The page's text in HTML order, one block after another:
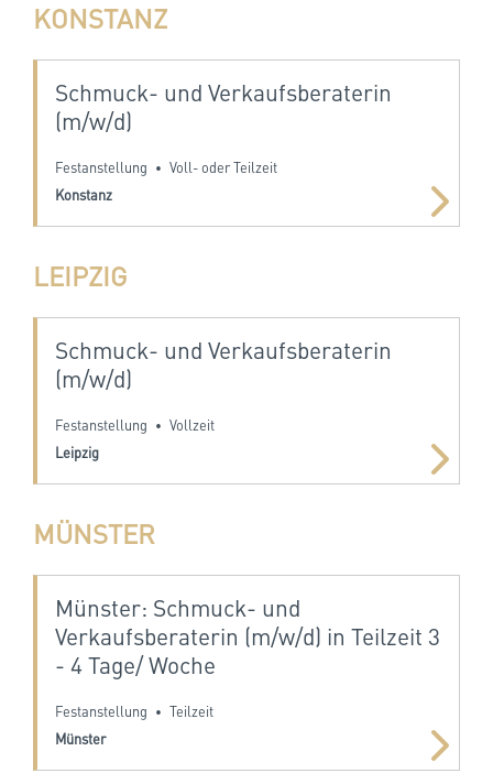
KONSTANZ
Schmuck- und Verkaufsberaterin
(m/w/d)
Festanstellung • Voll- oder Teilzeit
Konstanz
LEIPZIG
Schmuck- und Verkaufsberaterin
(m/w/d)
Festanstellung • Vollzeit
Leipzig
MÜNSTER
Münster: Schmuck- und
Verkaufsberaterin (m/w/d) in Teilzeit 3
- 4 Tage/ Woche
Festanstellung • Teilzeit
Münster